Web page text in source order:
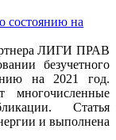
состоянию на
ЛИГИ ПРАВ
безучетного
на 2021 год.
многочисленные
Статья
и выполнена